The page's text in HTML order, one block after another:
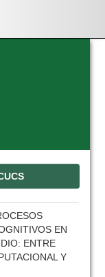
EN
ENTRE
Y